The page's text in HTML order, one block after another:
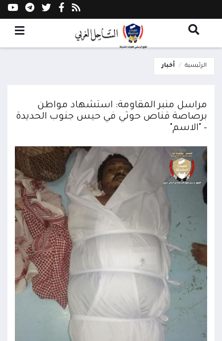
الرئيسية أخبار
مراسل منبر المقاومة: استشهاد مواطن
برصاصة قناص حوثي في حيس جنوب الحديدة
– "الاسم"